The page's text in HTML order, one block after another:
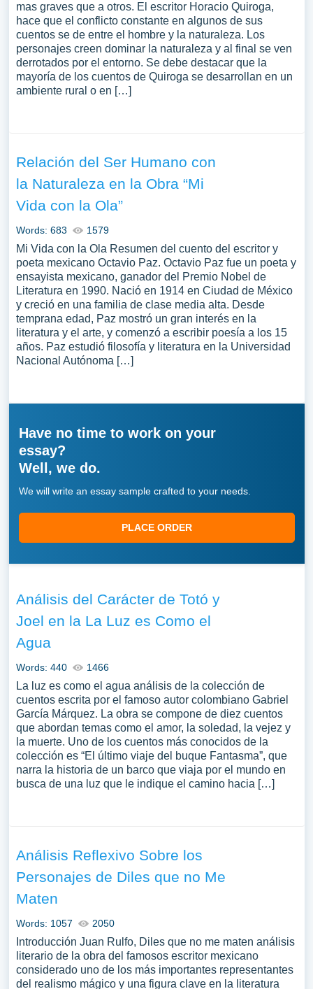
mas graves que a otros. El escritor Horacio Quiroga,
hace que el conflicto constante en algunos de sus
cuentos se de entre el hombre y la naturaleza. Los
personajes creen dominar la naturaleza y al final se ven
derrotados por el entorno. Se debe destacar que la
mayoría de los cuentos de Quiroga se desarrollan en un
ambiente rural o en […]
Relación del Ser Humano con
la Naturaleza en la Obra “Mi
Vida con la Ola”
Words: 683 1579
Mi Vida con la Ola Resumen del cuento del escritor y
poeta mexicano Octavio Paz. Octavio Paz fue un poeta y
ensayista mexicano, ganador del Premio Nobel de
Literatura en 1990. Nació en 1914 en Ciudad de México
y creció en una familia de clase media alta. Desde
temprana edad, Paz mostró un gran interés en la
literatura y el arte, y comenzó a escribir poesía a los 15
años. Paz estudió filosofía y literatura en la Universidad
Nacional Autónoma […]
Have no time to work on your
essay?
Well, we do.
We will write an essay sample crafted to your needs.
PLACE ORDER
Análisis del Carácter de Totó y
Joel en la La Luz es Como el
Agua
Words: 440 1466
La luz es como el agua análisis de la colección de
cuentos escrita por el famoso autor colombiano Gabriel
García Márquez. La obra se compone de diez cuentos
que abordan temas como el amor, la soledad, la vejez y
la muerte. Uno de los cuentos más conocidos de la
colección es “El último viaje del buque Fantasma”, que
narra la historia de un barco que viaja por el mundo en
busca de una luz que le indique el camino hacia […]
Análisis Reflexivo Sobre los
Personajes de Diles que no Me
Maten
Words: 1057 2050
Introducción Juan Rulfo, Diles que no me maten análisis
literario de la obra del famosos escritor mexicano
considerado uno de los más importantes representantes
del realismo mágico y una figura clave en la literatura